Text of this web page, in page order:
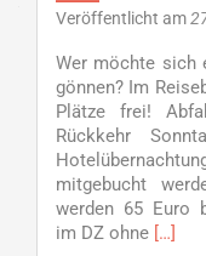
Veröffentlicht am
Wer möchte sich
gönnen? Im
Plätze frei!
Rückkehr
mitgebucht
werden 65 Euro
im DZ ohne Read
[…]